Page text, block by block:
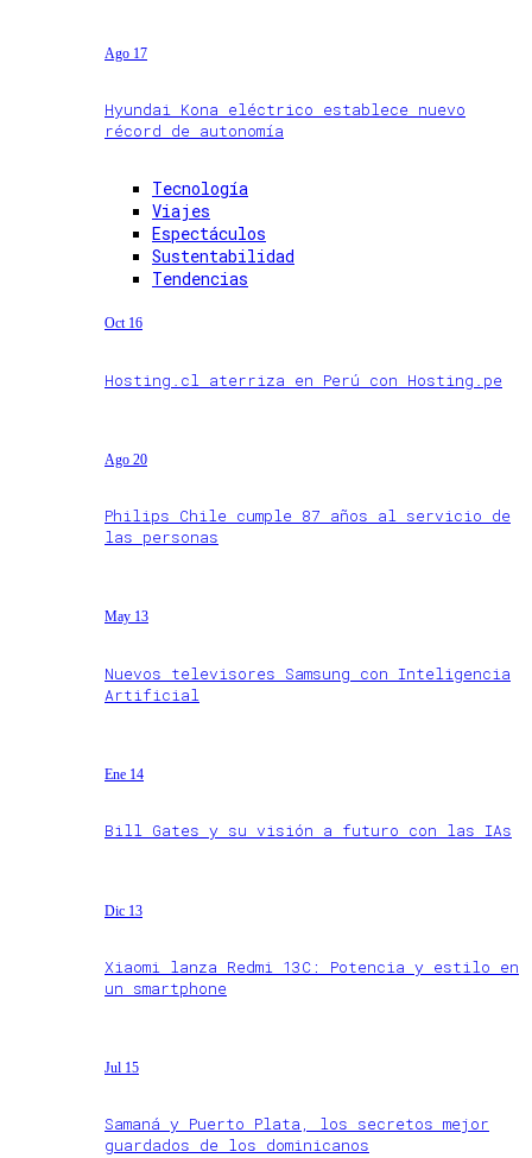
Ago 17
Hyundai Kona eléctrico establece nuevo
récord de autonomía
Tecnología
Viajes
Espectáculos
Sustentabilidad
Tendencias
Oct 16
Hosting.cl aterriza en Perú con Hosting.pe
Ago 20
Philips Chile cumple 87 años al servicio de
las personas
May 13
Nuevos televisores Samsung con Inteligencia
Artificial
Ene 14
Bill Gates y su visión a futuro con las IAs
Dic 13
Xiaomi lanza Redmi 13C: Potencia y estilo en
un smartphone
Jul 15
Samaná y Puerto Plata, los secretos mejor
guardados de los dominicanos